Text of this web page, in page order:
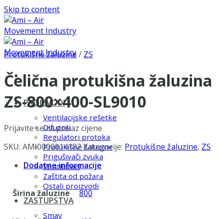
Skip to content
PROIZVODI
Ventilacijske rešetke
Difuzori
Regulatori protoka
Protukišne žaluzine
Prigušivači zvuka
Ventilatori
Zaštita od požara
Ostali proizvodi
ZASTUPSTVA
Smay
Protukišne žaluzine / ZS
Čelična protukišna žaluzina
ZS-800×400-SL9010
Prijavite se za prikaz cijene
SKU: AMI0000014182 Kategorije: Protukišne žaluzine, ZS
Dodatne informacije
Širina žaluzine 800